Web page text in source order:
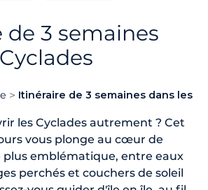
de 3 semaines
Itinéraire de 3 semaines dans les
les Cyclades autrement ? Cet
vous plonge au cœur de
plus emblématique, entre eaux
perchés et couchers de soleil